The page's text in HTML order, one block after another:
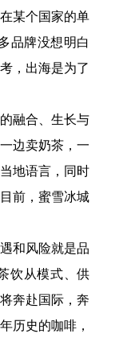
某个国家的单
品牌没想明白
，出海是为了
融合、生长与
边卖奶茶，一
地语言，同时
前，蜜雪冰城
和风险就是品
饮从模式、供
奔赴国际，奔
历史的咖啡，